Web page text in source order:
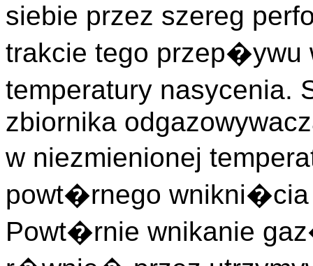
siebie przez szereg
trakcie tego przep�ywu
temperatury
zbiornika
w niezmienionej
powt�rnego
Powt�rnie wnikanie